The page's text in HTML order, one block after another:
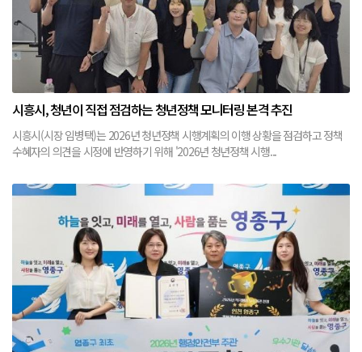
시흥시, 청년이 직접 점검하는 청년정책 모니터링 본격 추진
시흥시(시장 임병택)는 2026년 청년정책 시행계획의 이행 상황을 점검하고 정책
수혜자의 의견을 시정에 반영하기 위해 '2026년 청년정책 시행...